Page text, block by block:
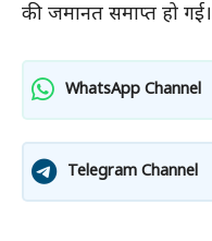
की जमानत समाप्त हो गई।
WhatsApp Channel
Telegram Channel